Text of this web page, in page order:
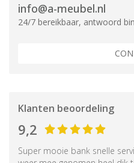
info@a-meubel.nl
24/7 bereikbaar, antwoord
Klanten beoordeling
9,2
Super mooie bank snelle